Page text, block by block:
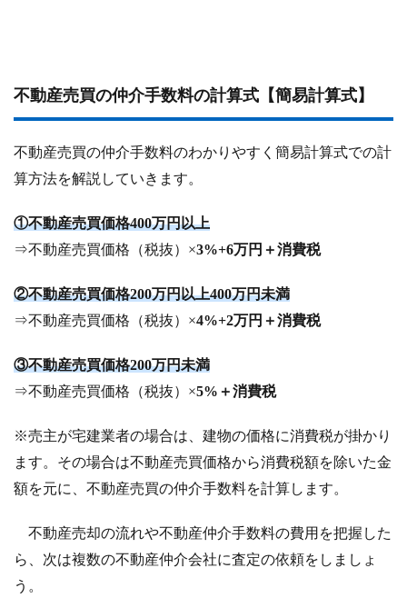
不動産売買の仲介手数料の計算式【簡易計算式】
不動産売買の仲介手数料のわかりやすく簡易計算式での計
算方法を解説していきます。
①不動産売買価格400万円以上
⇒不動産売買価格（税抜）×3%+6万円＋消費税
②不動産売買価格200万円以上400万円未満
⇒不動産売買価格（税抜）×4%+2万円＋消費税
③不動産売買価格200万円未満
⇒不動産売買価格（税抜）×5%＋消費税
※売主が宅建業者の場合は、建物の価格に消費税が掛かり
ます。その場合は不動産売買価格から消費税額を除いた金
額を元に、不動産売買の仲介手数料を計算します。
不動産売却の流れや不動産仲介手数料の費用を把握した
ら、次は複数の不動産仲介会社に査定の依頼をしましょ
う。